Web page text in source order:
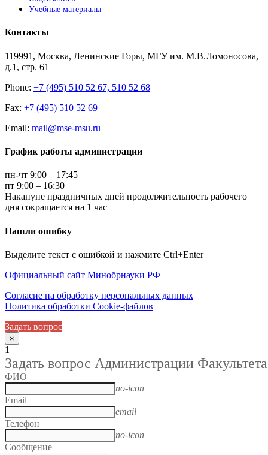
Учебные материалы
Контакты
119991, Москва, Ленинские Горы, МГУ им. М.В.Ломоносова,
д.1, стр. 61
Phone: +7 (495) 510 52 67, 510 52 68
Fax: +7 (495) 510 52 69
Email: mail@mse-msu.ru
График работы администрации
пн-чт 9:00 – 17:45
пт 9:00 – 16:30
Накануне праздничных дней продолжительность рабочего
дня сокращается на 1 час
Нашли ошибку
Выделите текст с ошибкой и нажмите Ctrl+Enter
Официальный сайт Минобрнауки РФ
Согласие на обработку персональных данных
Политика обработки Cookie-файлов
Задать вопрос
×
1
Задать вопрос Администрации Факультета
ФИО
no-icon
Email
email
Телефон
no-icon
Сообщение